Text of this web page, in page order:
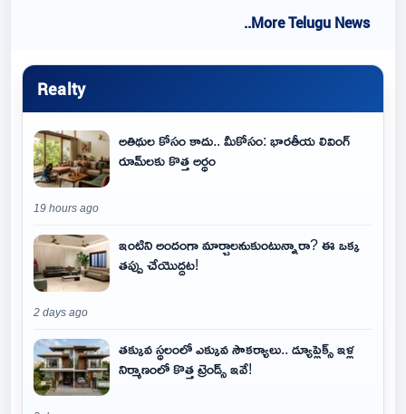
..More Telugu News
Realty
అతిథుల కోసం కాదు.. మీకోసం: భారతీయ లివింగ్
రూమ్‌లకు కొత్త అర్థం
19 hours ago
ఇంటిని అందంగా మార్చాలనుకుంటున్నారా? ఈ ఒక్క
తప్పు చేయొద్దట!
2 days ago
తక్కువ స్థలంలో ఎక్కువ సౌకర్యాలు.. డ్యూప్లెక్స్ ఇళ్ల
నిర్మాణంలో కొత్త ట్రెండ్స్ ఇవే!